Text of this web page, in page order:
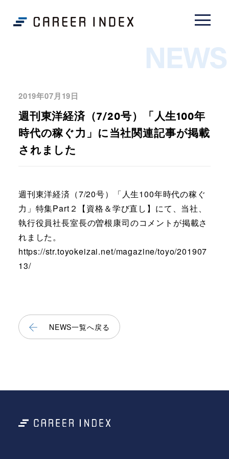
NEWS
2019年07月19日
週刊東洋経済（7/20号）「人生100年
時代の稼ぐ力」に当社関連記事が掲載
されました
週刊東洋経済（7/20号）「人生100年時代の稼ぐ
力」特集Part２【資格＆学び直し】にて、当社、
執行役員社長室長の曽根康司のコメントが掲載さ
れました。
https://str.toyokeizai.net/magazine/toyo/201907
13/
NEWS一覧へ戻る